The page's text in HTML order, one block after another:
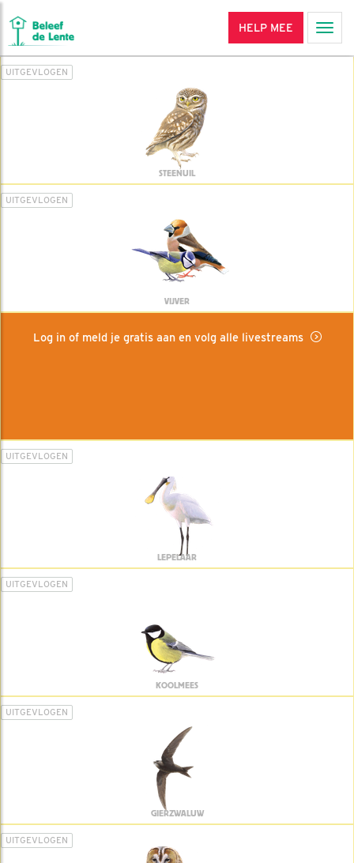
HELP MEE
UITGEVLOGEN
STEENUIL
UITGEVLOGEN
VIJVER
Log in of meld je gratis aan en volg alle livestreams
UITGEVLOGEN
LEPELAAR
UITGEVLOGEN
KOOLMEES
UITGEVLOGEN
GIERZWALUW
UITGEVLOGEN